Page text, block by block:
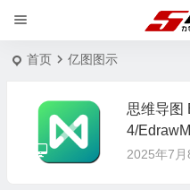
首页 亿图图示
思维导图
4/
2025年7月